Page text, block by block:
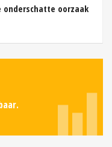
onderschatte oorzaak